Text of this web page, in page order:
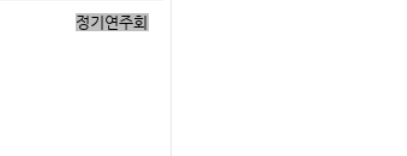
정기연주회